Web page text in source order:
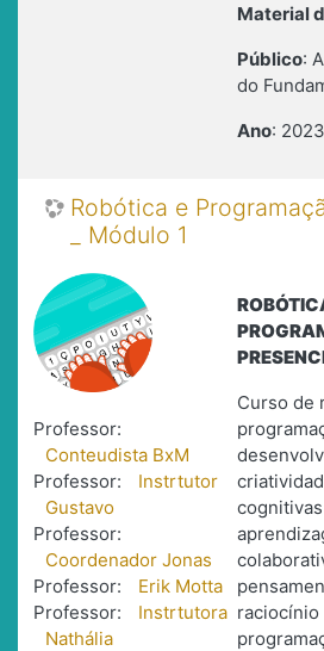
Material
Público:
do
Ano: 2023
Robótica e
_ Módulo 1
Curso de
raciocínio
Professor:
Conteudista BxM
Professor:
Instrtutor
Gustavo
Professor:
Coordenador Jonas
Professor:
Erik Motta
Professor:
Instrtutora
Nathália